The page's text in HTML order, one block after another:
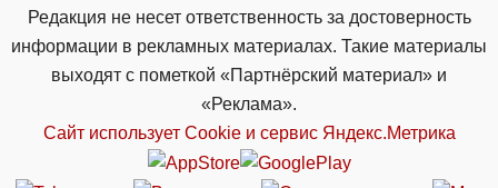
Редакция не несет ответственность за достоверность
информации в рекламных материалах. Такие материалы
выходят с пометкой «Партнёрский материал» и
«Реклама».
Сайт использует Cookie и сервиc Яндекс.Метрика